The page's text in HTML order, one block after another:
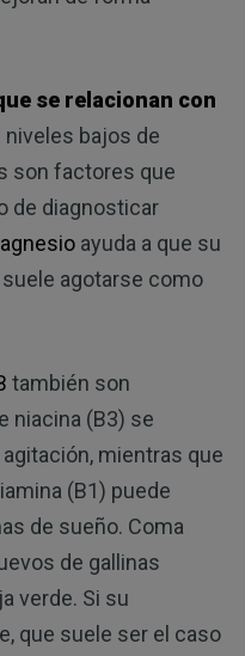
se relacionan con
niveles bajos de
son factores que
de diagnosticar
ayuda a que su
agotarse como
también son
niacina (B3) se
mientras que
(B1) puede
de sueño. Coma
de gallinas
verde. Si su
que suele ser el caso